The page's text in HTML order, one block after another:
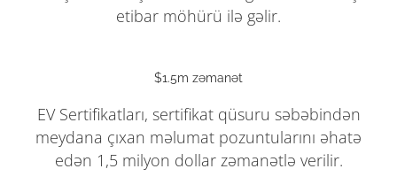
etibar möhürü ilə gəlir.
$1.5m zəmanət
EV Sertifikatları, sertifikat qüsuru səbəbindən
meydana çıxan məlumat pozuntularını əhatə
edən 1,5 milyon dollar zəmanətlə verilir.